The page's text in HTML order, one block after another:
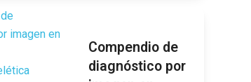
Compendio de
diagnóstico por